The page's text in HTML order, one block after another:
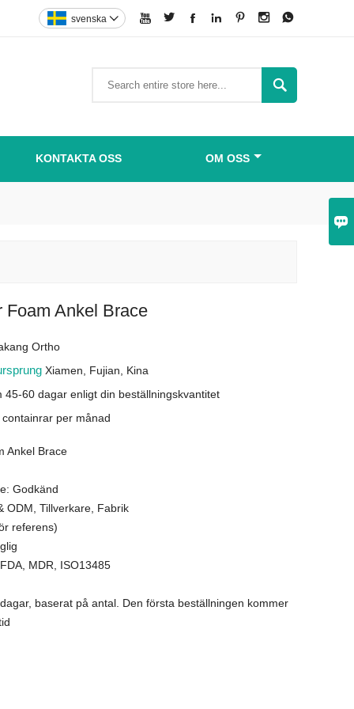

      
svenska 

KONTAKTA OSS OM OSS
Foam Ankel Brace
Ortho
Xiamen, Fujian, Kina
45-60 dagar enligt din beställningskvantitet
containrar per månad
Ankel Brace
Godkänd
ODM, Tillverkare, Fabrik
referens)
MDR, ISO13485
baserat på antal. Den första beställningen kommer